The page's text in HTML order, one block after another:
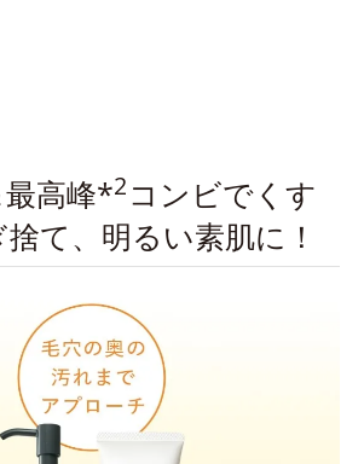
最高峰*2コンビでくす
て、明るい素肌に！